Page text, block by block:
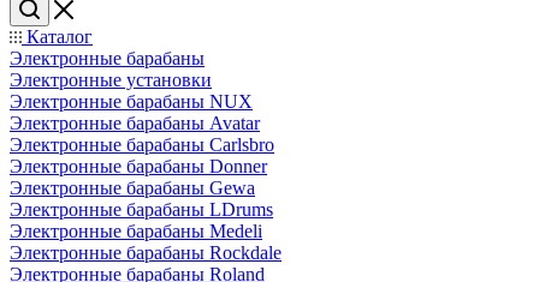
Каталог
Электронные барабаны
Электронные установки
Электронные барабаны NUX
Электронные барабаны Avatar
Электронные барабаны Carlsbro
Электронные барабаны Donner
Электронные барабаны Gewa
Электронные барабаны LDrums
Электронные барабаны Medeli
Электронные барабаны Rockdale
Электронные барабаны Roland